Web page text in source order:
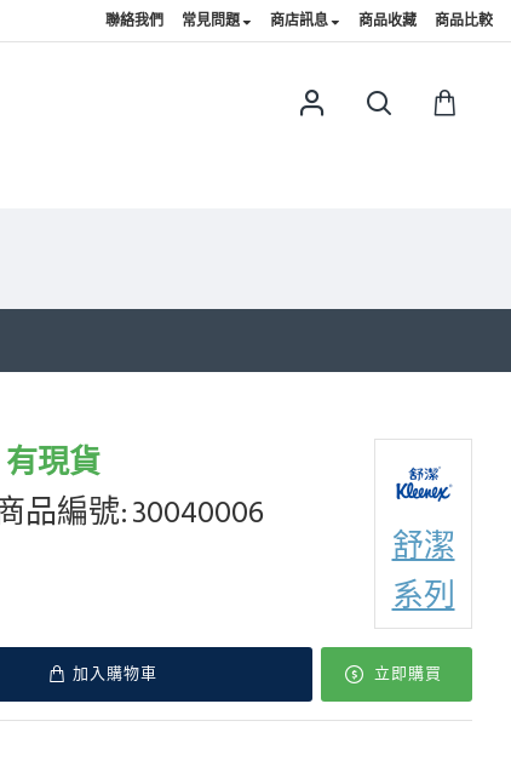
聯絡我們 常見問題 商店訊息 商品收藏 商品比較
有現貨
品編號:30040006
舒潔
系列
加入購物車 立即購買